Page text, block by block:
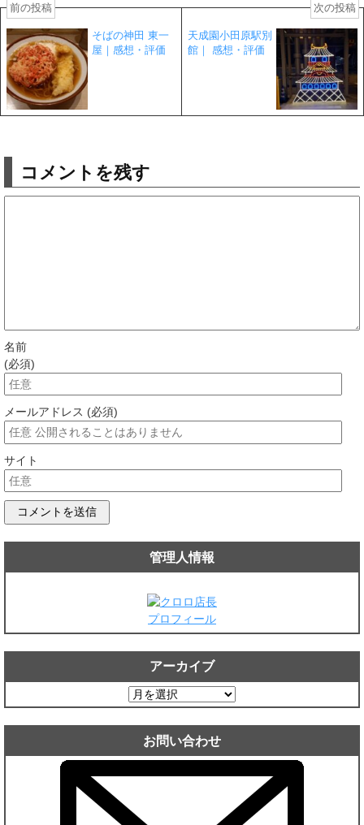
前の投稿
そばの神田 東一
屋｜感想・評価
次の投稿
天成園小田原駅別
館｜ 感想・評価
コメントを残す
名前
(必須)
メールアドレス (必須)
サイト
管理人情報
プロフィール
アーカイブ
ア
ー
カ
ブ
お問い合わせ